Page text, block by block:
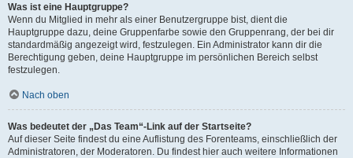
Was ist eine Hauptgruppe?
Wenn du Mitglied in mehr als einer Benutzergruppe bist, dient die
Hauptgruppe dazu, deine Gruppenfarbe sowie den Gruppenrang, der bei dir
standardmäßig angezeigt wird, festzulegen. Ein Administrator kann dir die
Berechtigung geben, deine Hauptgruppe im persönlichen Bereich selbst
festzulegen.
Nach oben
Was bedeutet der „Das Team“-Link auf der Startseite?
Auf dieser Seite findest du eine Auflistung des Forenteams, einschließlich der
Administratoren, der Moderatoren. Du findest hier auch weitere Informationen